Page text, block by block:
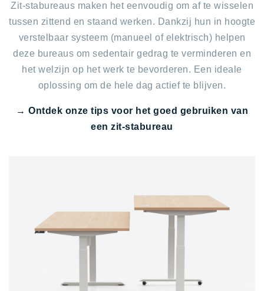
Zit-stabureaus maken het eenvoudig om af te wisselen
tussen zittend en staand werken. Dankzij hun in hoogte
verstelbaar systeem (manueel of elektrisch) helpen
deze bureaus om sedentair gedrag te verminderen en
het welzijn op het werk te bevorderen. Een ideale
oplossing om de hele dag actief te blijven.
→ Ontdek onze tips voor het goed gebruiken van
een zit-stabureau